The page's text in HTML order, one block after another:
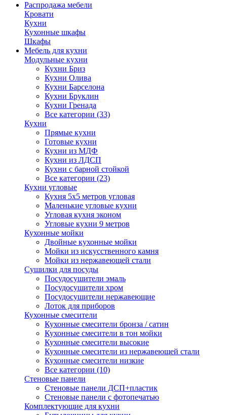
Распродажа мебели
Кровати
Кухни
Кухонные шкафы
Шкафы
Мебель для кухни
Модульные кухни
Кухни Бриз
Кухни Олива
Кухни Барселона
Кухни Бруклин
Кухни Гренада
Все категории (33)
Кухни
Прямые кухни
Готовые кухни
Кухни из МДФ
Кухни из ЛДСП
Кухни с барной стойкой
Все категории (23)
Кухни угловые
Кухня 5х5 метров угловая
Маленькие угловые кухни
Угловая кухня эконом
Угловые кухни 9 метров
Кухонные мойки
Двойные кухонные мойки
Мойки из искусственного камня
Мойки из нержавеющей стали
Сушилки для посуды
Посудосушители эмаль
Посудосушители хром
Посудосушители нержавеющие
Лоток для приборов
Кухонные смесители
Кухонные смесители бронза / сатин
Кухонные смесители в тон мойки
Кухонные смесители высокие
Кухонные смесители из нержавеющей стали
Кухонные смесители низкие
Все категории (10)
Стеновые панели
Стеновые панели ДСП+пластик
Стеновые панели с фотопечатью
Комплектующие для кухни